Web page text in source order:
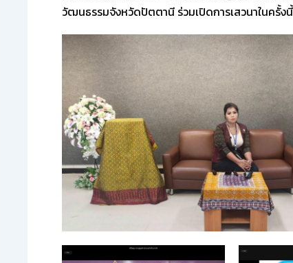
วัฒนธรรมจังหวัดปัตตานี ร่วมเปิดการเสวนาในครั้งนี้